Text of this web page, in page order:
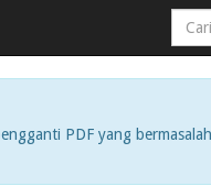
PDF yang